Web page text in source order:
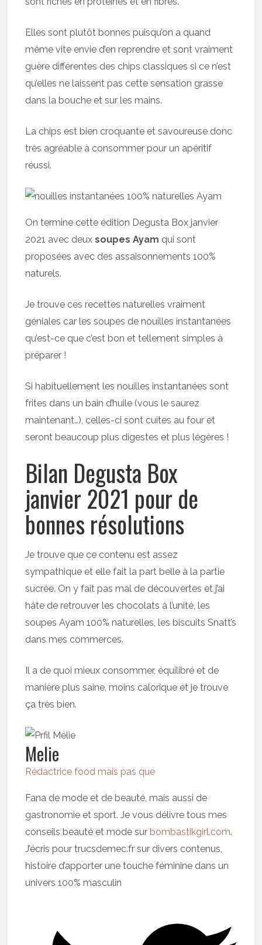
Elles sont plutôt bonnes puisqu’on a quand
même vite envie d’en reprendre et sont vraiment
guère différentes des chips classiques si ce n’est
qu’elles ne laissent pas cette sensation grasse
dans la bouche et sur les mains.
La chips est bien croquante et savoureuse donc
très agréable à consommer pour un apéritif
réussi.
On termine cette édition Degusta Box janvier
2021 avec deuxsoupes Ayam qui sont
proposées avec des assaisonnements 100%
naturels.
Je trouve ces recettes naturelles vraiment
géniales car les soupes de nouilles instantanées
qu’est-ce que c’est bon et tellement simples à
préparer !
Si habituellement les nouilles instantanées sont
frites dans un bain d’huile (vous le saurez
maintenant…), celles-ci sont cuites au four et
seront beaucoup plus digestes et plus légères !
Bilan Degusta Box
janvier 2021 pour de
bonnes résolutions
Je trouve que ce contenu est assez
sympathique et elle fait la part belle à la partie
sucrée. On y fait pas mal de découvertes et j’ai
hâte de retrouver les chocolats à l’unité, les
soupes Ayam 100% naturelles, les biscuits Snatt’s
dans mes commerces.
Il a de quoi mieux consommer, équilibré et de
manière plus saine, moins calorique et je trouve
ça très bien.
Melie
Rédactrice food mais pas que
Fana de mode et de beauté, mais aussi de
gastronomie et sport. Je vous délivre tous mes
conseils beauté et mode sur bombastikgirl.com.
J’écris pour trucsdemec.fr sur divers contenus,
histoire d’apporter une touche féminine dans un
univers 100% masculin